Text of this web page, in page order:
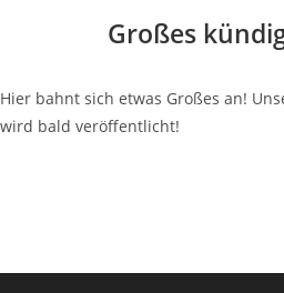
Großes
Hier bahnt sich etwas Großes an!
wird bald veröffentlicht!